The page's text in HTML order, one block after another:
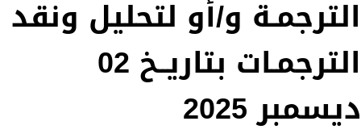
الترجمـة و/أو لتحليل ونقد
الترجمـات بتاريــخ 02
ديسمبر 2025